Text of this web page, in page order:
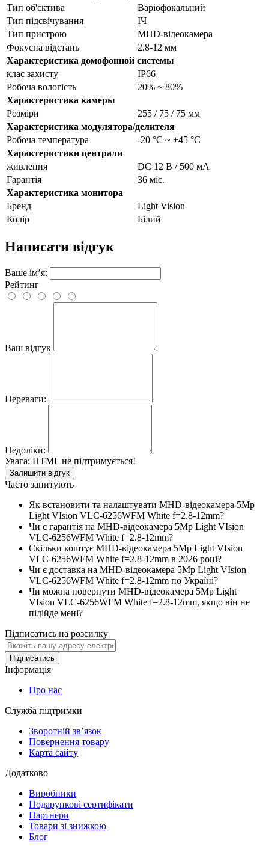
Тип об'єктива
Варіофокальний
Тип підсвічування
ІЧ
Тип пристрою
MHD-відеокамера
Фокусна відстань
2.8-12 мм
Характеристика домофонной системы
клас захисту
IP66
Робоча вологість
20% ~ 80%
Характеристика камеры
Розміри
255 / 75 / 75 мм
Характеристика модулятора/делителя
Робоча температура
-20 °C ~ +45 °C
Характеристики централи
живлення
DC 12 В / 500 мА
Гарантія
36 міс.
Характеристика монитора
Бренд
Light Vision
Колір
Білий
Написати відгук
Ваше ім’я:
Рейтинг
Ваш відгук
Переваги:
Недоліки:
Увага: HTML не підтримується!
Залишити відгук
Часто запитують
Як встановити та налаштувати MHD-відеокамера 5Mp
Light VIsion VLC-6256WFM White f=2.8-12mm?
Чи є гарантія на MHD-відеокамера 5Mp Light VIsion
VLC-6256WFM White f=2.8-12mm?
Скільки коштує MHD-відеокамера 5Mp Light VIsion
VLC-6256WFM White f=2.8-12mm в 2026 році?
Чи є доставка на MHD-відеокамера 5Mp Light VIsion
VLC-6256WFM White f=2.8-12mm по Україні?
Чи можна повернути MHD-відеокамера 5Mp Light
VIsion VLC-6256WFM White f=2.8-12mm, якщо він не
підійде мені?
Підписатись на розсилку
Підписатись
Інформація
Про нас
Служба підтримки
Зворотній зв’язок
Повернення товару
Карта сайту
Додатково
Виробники
Подарункові сертифікати
Партнери
Товари зі знижкою
Блог